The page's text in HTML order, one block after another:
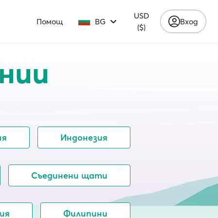
Помощ BG
USD
($)
Вход
Индонезия
Съединени щати
Филипини